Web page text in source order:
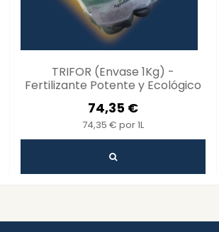
TRIFOR (Envase 1Kg) -
Fertilizante Potente y Ecológico
74,35 €
74,35 € por 1L